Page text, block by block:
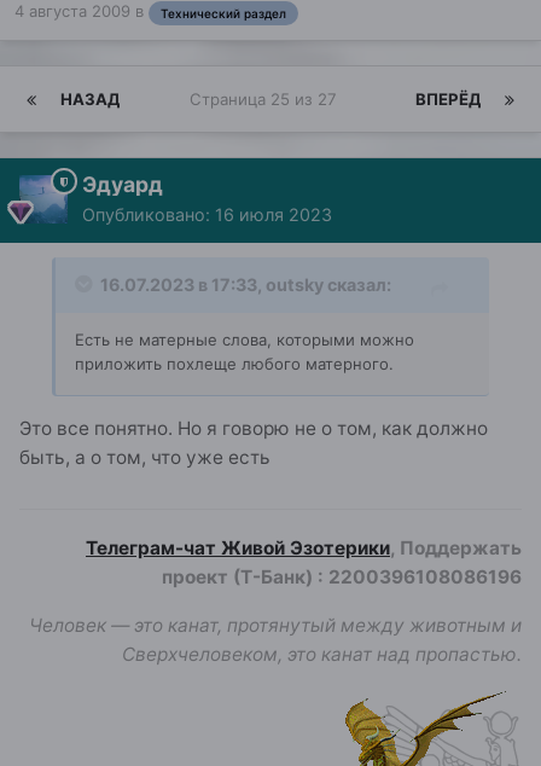
4 августа 2009 в Технический раздел
НАЗАД ВПЕРЁД
Страница 25 из 27
Эдуард
Опубликовано: 16 июля 2023
16.07.2023 в 17:33, outsky сказал:
Есть не матерные слова, которыми можно
приложить похлеще любого матерного.
Это все понятно. Но я говорю не о том, как должно
быть, а о том, что уже есть
Телеграм-чат Живой Эзотерики, Поддержать
проект (Т-Банк) : 2200396108086196
Человек — это канат, протянутый между животным и
Сверхчеловеком, это канат над пропастью.